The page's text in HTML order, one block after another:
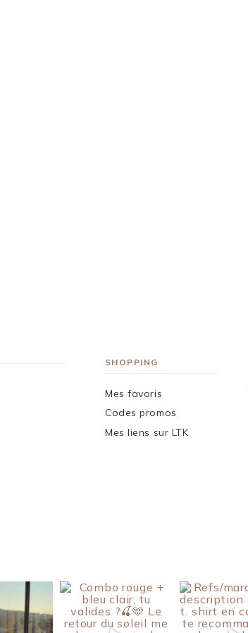
SHOPPING
Mes favoris
Codes promos
Mes liens sur LTK